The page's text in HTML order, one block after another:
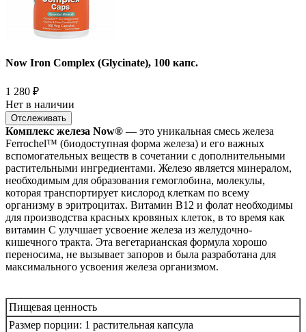
Now Iron Complex (Glycinate), 100 капс.
1 280 ₽
Нет в наличии
Отслеживать
Комплекс железа Now® — это уникальная смесь железа
Ferrochel™ (биодоступная форма железа) и его важных
вспомогательных веществ в сочетании с дополнительными
растительными ингредиентами. Железо является минералом,
необходимым для образования гемоглобина, молекулы,
которая транспортирует кислород клеткам по всему
организму в эритроцитах. Витамин B12 и фолат необходимы
для производства красных кровяных клеток, в то время как
витамин C улучшает усвоение железа из желудочно-
кишечного тракта. Эта вегетарианская формула хорошо
переносима, не вызывает запоров и была разработана для
максимального усвоения железа организмом.
Пищевая ценность
Размер порции: 1 растительная капсула